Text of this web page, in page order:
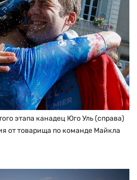
этапа канадец Юго Уль (справа)
от товарища по команде Майкла